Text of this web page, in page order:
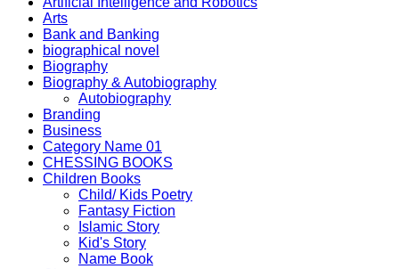
Arts
Bank and Banking
biographical novel
Biography
Biography & Autobiography
Autobiography
Branding
Business
Category Name 01
CHESSING BOOKS
Children Books
Child/ Kids Poetry
Fantasy Fiction
Islamic Story
Kid's Story
Name Book